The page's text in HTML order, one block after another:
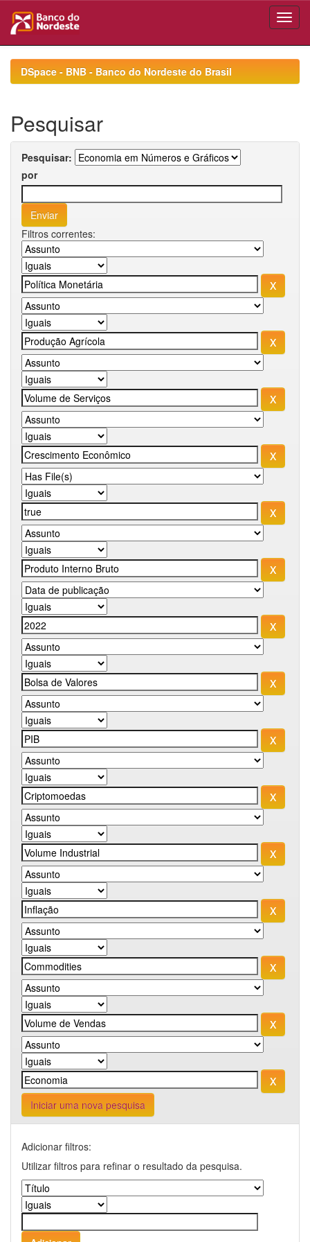
navigationDSpace - BNB - Banco do Nordeste do Brasil
Pesquisar
Pesquisar:
por
Filtros correntes:
Iniciar uma nova pesquisa
Adicionar filtros:
Utilizar filtros para refinar o resultado da pesquisa.